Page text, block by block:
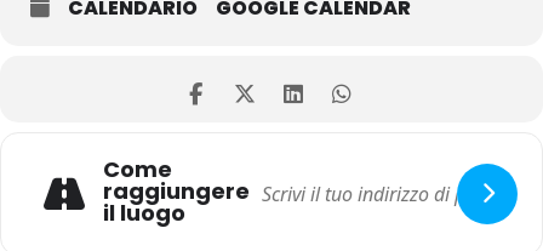
CALENDARIO GOOGLE CALENDAR
Come
raggiungere
il luogo